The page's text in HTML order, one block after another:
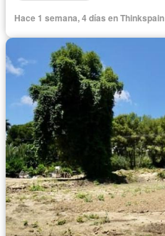
Hace 1 semana, 4 días en Thinkspain